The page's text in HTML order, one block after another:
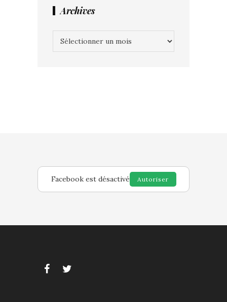
Archives
Facebook est désactivé Autoriser